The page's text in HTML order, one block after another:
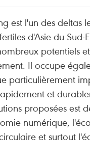
est l'un des deltas
d'Asie du Sud-
potentiels
Il occupe
particulièrement
et
proposées est
numérique,
et surtout